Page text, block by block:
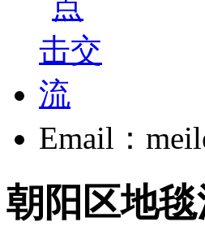
Email：
朝阳区地